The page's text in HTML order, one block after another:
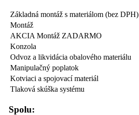
Základná montáž s materiálom (bez DPH)
Montáž
AKCIA Montáž ZADARMO
Konzola
Odvoz a likvidácia obalového materiálu
Manipulačný poplatok
Kotviaci a spojovací materiál
Tlaková skúška systému
Spolu: